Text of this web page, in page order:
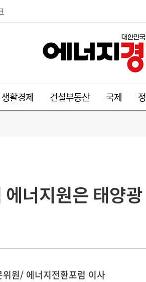
생활경제 건설부동산 국제
너지원은 태양광
원/ 에너지전환포럼 이사